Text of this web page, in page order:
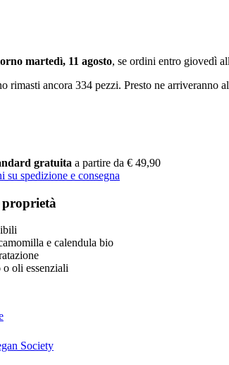
martedì, 11 agosto, se ordini entro giovedì
rimasti ancora 334 pezzi. Presto ne arriveranno
gratuita a partire da € 49,90
spedizione e consegna
proprietà
e calendula bio
o oli essenziali
Society